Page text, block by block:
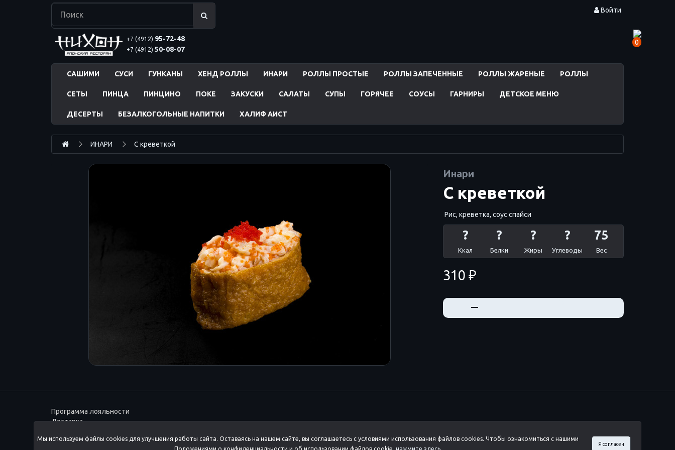
Войти
+7 (4912) 95-72-48
+7 (4912) 50-08-07
0
САШИМИ СУСИ ГУНКАНЫ ХЕНД РОЛЛЫ ИНАРИ РОЛЛЫ ПРОСТЫЕ РОЛЛЫ ЗАПЕЧЕННЫЕ РОЛЛЫ ЖАРЕНЫЕ РОЛЛЫ
СЕТЫ ПИНЦА ПИНЦИНО ПОКЕ ЗАКУСКИ САЛАТЫ СУПЫ ГОРЯЧЕЕ СОУСЫ ГАРНИРЫ ДЕТСКОЕ МЕНЮ
ДЕСЕРТЫ БЕЗАЛКОГОЛЬНЫЕ НАПИТКИ ХАЛИФ АИСТ
ИНАРИ С креветкой
Инари
С креветкой
Рис, креветка, соус спайси
? ? ? ? 75
Ккал Белки Жиры Углеводы Вес
310 ₽
—
Мы используем файлы cookies для улучшения работы сайта. Оставаясь на нашем сайте, вы соглашаетесь с условиями использования файлов cookies. Чтобы ознакомиться с нашими
Я согласен
Программа лояльности
Доставка
ПОЛИТИКА ОБРАБОТКИ